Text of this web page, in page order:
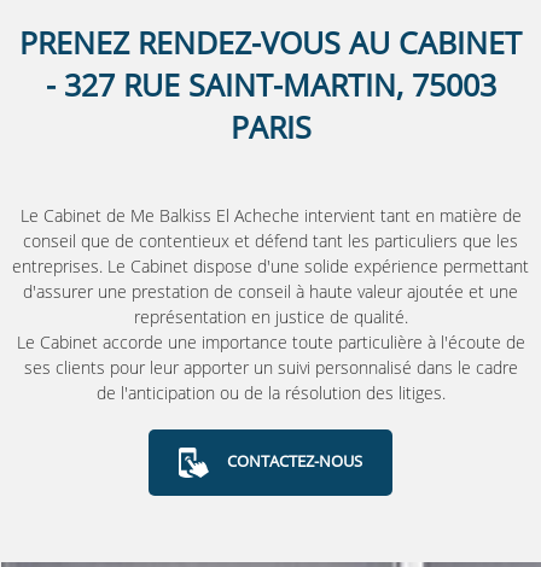
PRENEZ RENDEZ-VOUS AU CABINET
- 327 RUE SAINT-MARTIN, 75003
PARIS
Le Cabinet de Me Balkiss El Acheche intervient tant en matière de
conseil que de contentieux et défend tant les particuliers que les
entreprises. Le Cabinet dispose d'une solide expérience permettant
d'assurer une prestation de conseil à haute valeur ajoutée et une
représentation en justice de qualité.
Le Cabinet accorde une importance toute particulière à l'écoute de
ses clients pour leur apporter un suivi personnalisé dans le cadre
de l'anticipation ou de la résolution des litiges.
CONTACTEZ-NOUS